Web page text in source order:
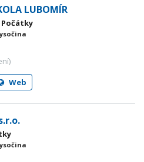
LUBOMÍR
Počátky
Web